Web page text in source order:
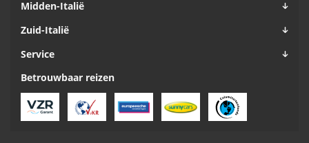
Midden-Italië
Zuid-Italië
Service
Betrouwbaar reizen